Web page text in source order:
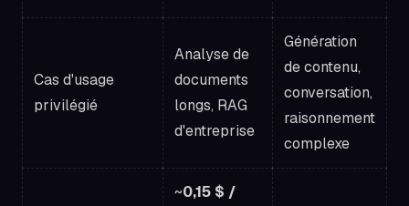
Cas d'usage
privilégié
Analyse de
documents
longs, RAG
d'entreprise
Génération
de contenu,
conversation,
raisonnement
complexe
~0,15 $ /